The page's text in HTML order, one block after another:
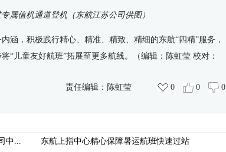
属值机通道登机（东航江苏公司供图）
涵，积极践行精心、精准、精致、精细的东航“四精”服务，
“儿童友好航班”拓展至更多航线。（编辑：陈虹莹 校对：
责任编辑： 陈虹莹 0 0 0
中...
东航上指中心精心保障暑运航班快速过站